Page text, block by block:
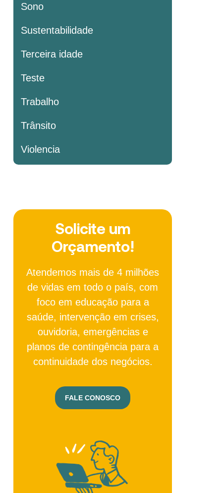
Sono
Sustentabilidade
Terceira idade
Teste
Trabalho
Trânsito
Violencia
Solicite um
Orçamento!
Atendemos mais de 4 milhões
de vidas em todo o país, com
foco em educação para a
saúde, intervenção em crises,
ouvidoria, emergências e
planos de contingência para a
continuidade dos negócios.
FALE CONOSCO